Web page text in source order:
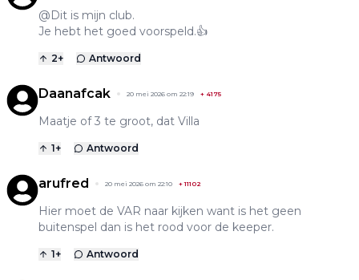
@Dit is mijn club.
Je hebt het goed voorspeld.👍
2+ Antwoord
Daanafcak 20 mei 2026 om 22:19 + 4175
Maatje of 3 te groot, dat Villa
1+ Antwoord
arufred 20 mei 2026 om 22:10 +11102
Hier moet de VAR naar kijken want is het geen
buitenspel dan is het rood voor de keeper.
1+ Antwoord